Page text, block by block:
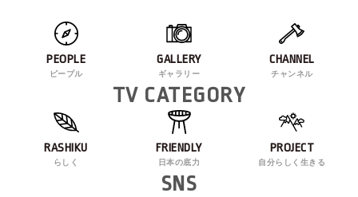
PEOPLE
ピープル
GALLERY
ギャラリー
CHANNEL
チャンネル
TV CATEGORY
RASHIKU
らしく
FRIENDLY
日本の底力
PROJECT
自分らしく生きる
SNS